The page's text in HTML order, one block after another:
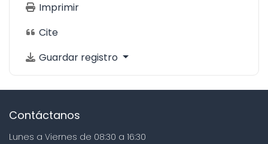
Imprimir
Cite
Guardar registro
Contáctanos
Lunes a Viernes de 08:30 a 16:30